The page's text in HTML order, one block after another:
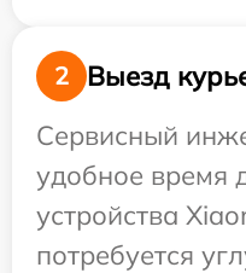
2
Выезд
Сервисный
удобное время
устройства
потребуется